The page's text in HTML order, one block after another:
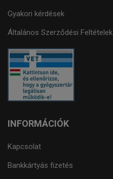
Gyakori kérdések
Általános Szerződési Feltételek
INFORMÁCIÓK
Kapcsolat
Bankkártyás fizetés